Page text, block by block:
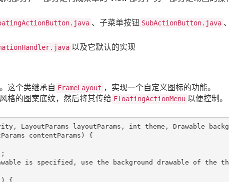
、子菜单按钮 SubActionButton.java
以及它默认的实现
这个类继承自 FrameLayout ，实现一个自定义图标的功能。
格的图案底纹，然后将其传给 FloatingActionMenu 以便控制。
LayoutParams layoutParams, int theme, Drawable
contentParams) {